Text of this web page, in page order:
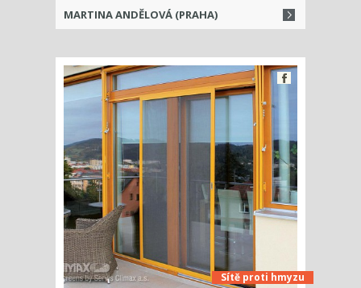
MARTINA ANDĚLOVÁ (PRAHA)
Sítě proti hmyzu